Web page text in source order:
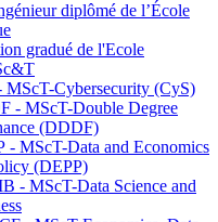
diplômé de l’École
gradué de l'Ecole
MScT-Cybersecurity (CyS)
- MScT-Double Degree
(DDDF)
- MScT-Data and Economics
(DEPP)
- MScT-Data Science and